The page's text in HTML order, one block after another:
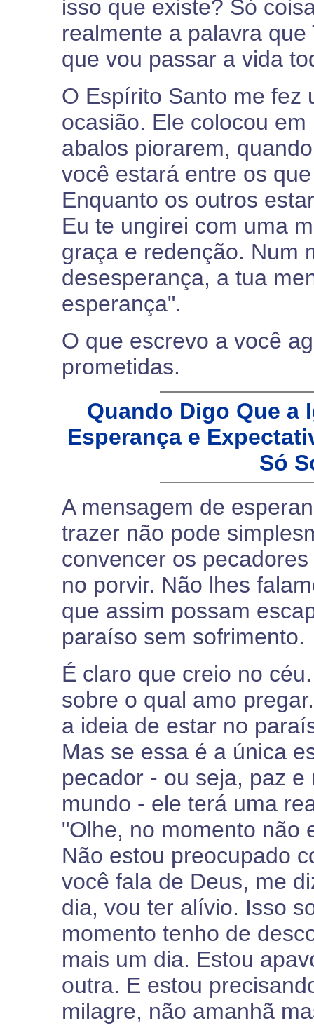
isso que existe? Só
realmente a palavra
que vou passar a vida
O Espírito Santo me fez
ocasião. Ele colocou
abalos piorarem,
você estará entre os
Enquanto os outros
Eu te ungirei com uma
graça e redenção. Num
desesperança, a tua
esperança".
O que escrevo a você
prometidas.
Quando Digo Que a
Esperança e
Só
A mensagem de
trazer não pode
convencer os
no porvir. Não lhes
que assim possam
paraíso sem sofrimento.
É claro que creio no
sobre o qual amo
a ideia de estar no
Mas se essa é a única
pecador - ou seja, paz
mundo - ele terá uma
"Olhe, no momento não
Não estou preocupado
você fala de Deus, me
dia, vou ter alívio. Isso
momento tenho de
mais um dia. Estou
outra. E estou
milagre, não amanhã